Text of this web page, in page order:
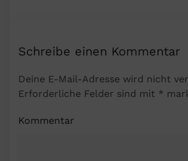
Schreibe einen Kommentar
Deine E-Mail-Adresse wird nicht
Erforderliche Felder sind mit *
Kommentar